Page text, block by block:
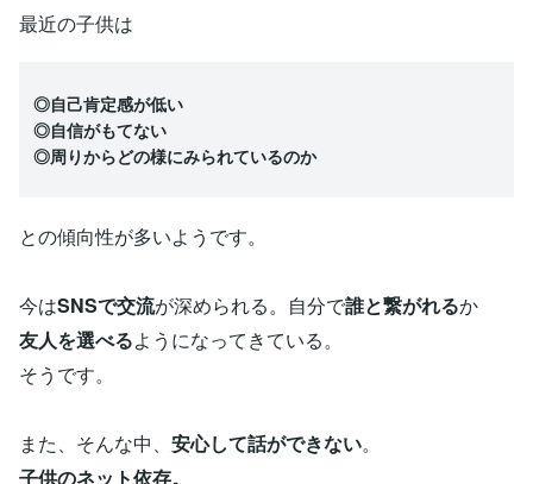
最近の子供は
◎自己肯定感が低い
◎自信がもてない
◎周りからどの様にみられているのか
との傾向性が多いようです。
今はSNSで交流が深められる。自分で誰と繋がれるか
友人を選べるようになってきている。
そうです。
また、そんな中、 安心して話ができない。
子供のネット依存。